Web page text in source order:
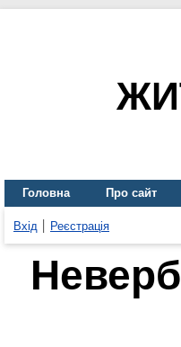
Головна Про сайт
Вхід Реєстрація